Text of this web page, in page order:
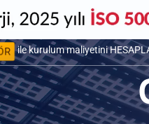
ile kurulum maliyetini
ile yapabileceğiniz tasarrufu